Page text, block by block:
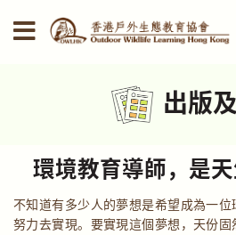
出版
環境教育導師，是天
不知道有多少人的夢想是希望成為一
努力去實現。要實現這個夢想，天份